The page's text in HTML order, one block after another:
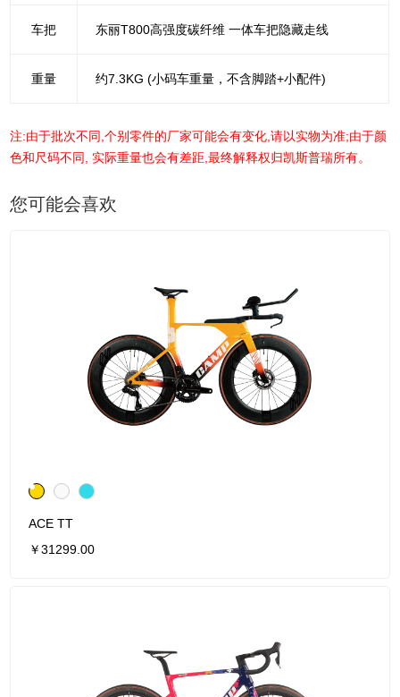
车把 东丽T800高强度碳纤维 一体车把隐藏走线
重量 约7.3KG (小码车重量，不含脚踏+小配件)
注:由于批次不同,个别零件的厂家可能会有变化,请以实物为准;由于颜
色和尺码不同, 实际重量也会有差距,最终解释权归凯斯普瑞所有。
您可能会喜欢
ACE TT
￥31299.00